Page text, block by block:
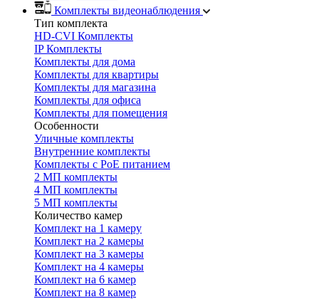
Комплекты видеонаблюдения
Тип комплекта
HD-CVI Комплекты
IP Комплекты
Комплекты для дома
Комплекты для квартиры
Комплекты для магазина
Комплекты для офиса
Комплекты для помещения
Особенности
Уличные комплекты
Внутренние комплекты
Комплекты с PoE питанием
2 МП комплекты
4 МП комплекты
5 МП комплекты
Количество камер
Комплект на 1 камеру
Комплект на 2 камеры
Комплект на 3 камеры
Комплект на 4 камеры
Комплект на 6 камер
Комплект на 8 камер